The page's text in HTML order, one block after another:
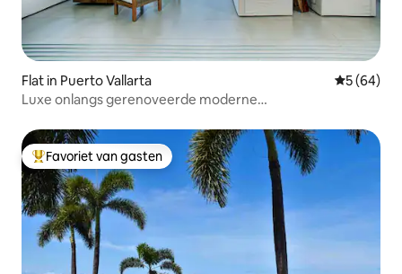
Flat in Puerto Vallarta
5 (64)
Luxe onlangs gerenoveerde moderne
Topfavoriet van gasten
Favoriet van gasten